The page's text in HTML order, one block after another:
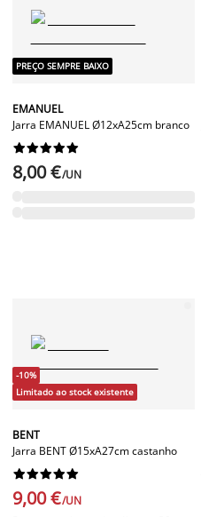
PREÇO SEMPRE BAIXO
EMANUEL
Jarra EMANUEL Ø12xA25cm branco






8,00 €/UN
-10%
Limitado ao stock existente
BENT
Jarra BENT Ø15xA27cm castanho






9,00 €/UN